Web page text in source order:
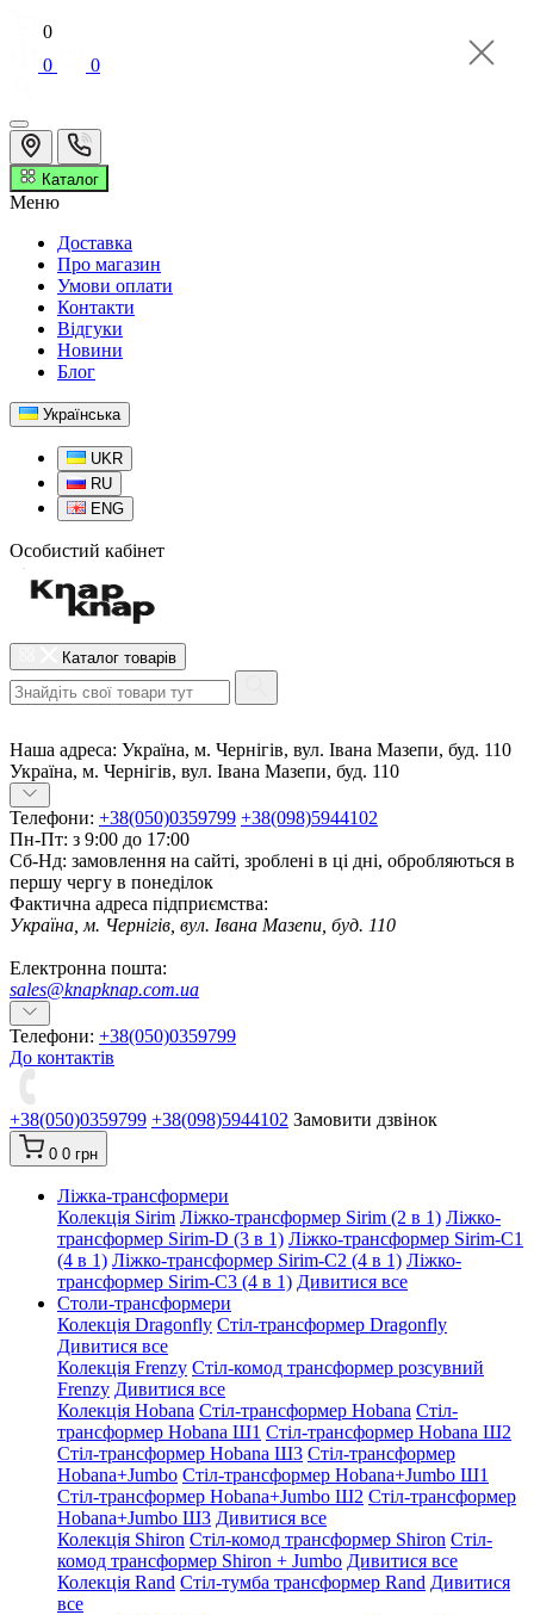
0
0
0
Каталог
Меню
Доставка
Про магазин
Умови оплати
Контакти
Відгуки
Новини
Блог
Українська
UKR
RU
ENG
Особистий кабінет
Каталог товарів
Наша адреса: Україна, м. Чернігів, вул. Івана Мазепи, буд. 110
Україна, м. Чернігів, вул. Івана Мазепи, буд. 110
Телефони: +38(050)0359799 +38(098)5944102
Пн-Пт: з 9:00 до 17:00
Сб-Нд: замовлення на сайті, зроблені в ці дні, обробляються в
першу чергу в понеділок
Фактична адреса підприємства:
Україна, м. Чернігів, вул. Івана Мазепи, буд. 110
Електронна пошта:
sales@knapknap.com.ua
Телефони: +38(050)0359799
До контактів
+38(050)0359799 +38(098)5944102 Замовити дзвінок
0 0 грн
Ліжка-трансформери
Колекція Sirim Ліжко-трансформер Sirim (2 в 1) Ліжко-
трансформер Sirim-D (3 в 1) Ліжко-трансформер Sirim-C1
(4 в 1) Ліжко-трансформер Sirim-C2 (4 в 1) Ліжко-
трансформер Sirim-C3 (4 в 1) Дивитися все
Столи-трансформери
Колекція Dragonfly Стіл-трансформер Dragonfly
Дивитися все
Колекція Frenzy Стіл-комод трансформер розсувний
Frenzy Дивитися все
Колекція Hobana Стіл-трансформер Hobana Стіл-
трансформер Hobana Ш1 Стіл-трансформер Hobana Ш2
Стіл-трансформер Hobana Ш3 Стіл-трансформер
Hobana+Jumbo Стіл-трансформер Hobana+Jumbo Ш1
Стіл-трансформер Hobana+Jumbo Ш2 Стіл-трансформер
Hobana+Jumbo Ш3 Дивитися все
Колекція Shiron Стіл-комод трансформер Shiron Стіл-
комод трансформер Shiron + Jumbo Дивитися все
Колекція Rand Стіл-тумба трансформер Rand Дивитися
все